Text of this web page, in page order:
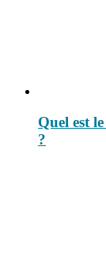
Quel est
?